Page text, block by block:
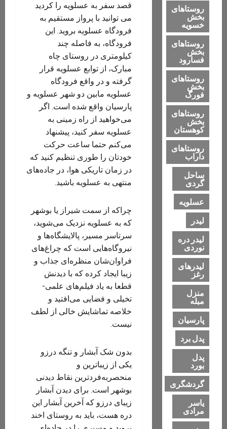
قصد سفر به عسلویه را کردید
می توانید با پرواز مستقیم به
فرودگاه عسلویه بروید. این
فرودگاه، به فاصله‌ چند
کیلومتری در روستای چاه
مبارک، از توابع عسلویه قرار
گرفته و در ‌واقع فرودگاه
عسلویه مابین دو شهر عسلویه و
پارسیان واقع ‌شده است. اگر
می‌خواهید از راه زمینی به
عسلویه سفر کنید، پیشنهاد
می‌کنم حتما ساعت حرکت
خودتان را طوری تنظیم کنید که
در زمان تاریکی هوا، در جاده‌های
منتهی به عسلویه باشید.
چراکه از سمت شیراز یا بوشهر
که به عسلویه نزدیک می‌شوید،
سرتاسر مسیر، پالایشگاه‌ها و
نیروگاه‌هایی ا‌ست که چراغ‌های
فراوان‌شان منظره‌ای جذاب و
زیبا ایجاد کرده که با دیدنش
قطعا به یاد فیلم‌های علمی-
تخیلی و فضایی می‌افتید و
خلاصه تماشایش خالی از لطف
نیست.
بدون شک آبشار و تنگه‌ درزو
یکی از زیباترین و
منحصربه‌فردترین نقاط دیدنی
بوشهر است. برای دیدن آبشار
زیبای درزو که آخرین آبشار این
دره هست، باید به روستای اخند
روستاهای
بخش
خسویه
روستاهای
بخش
فسارود
روستاهای
بخش
فورگ
روستاهای
بخش
کوهستان
روستاهای
داراب
ساحل
گردی
عسلویه
لیدر
لیدر دره
نوردی
لیدرهای
رغز
منزل
مبله
پارسیان
پدل برد
پدل
بورد
گردشگری
یاسر
مرادی